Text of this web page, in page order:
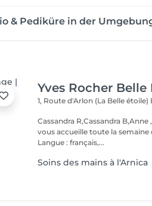
& Pediküre in der
Yves Rocher Belle
1, Route d'Arlon (La Belle étoile)
Cassandra R,Cassandra
vous accueille toute la
Langue : français,...
Soins des mains à l'Arnica